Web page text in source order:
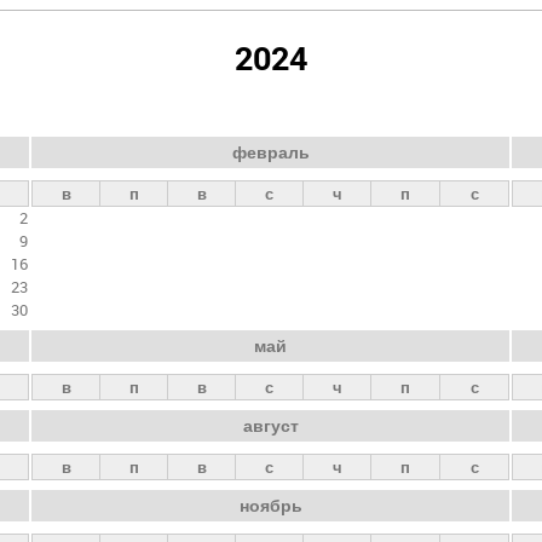
2024
2
9
16
23
30
февраль
в п в с ч п с
май
в п в с ч п с
август
в п в с ч п с
ноябрь